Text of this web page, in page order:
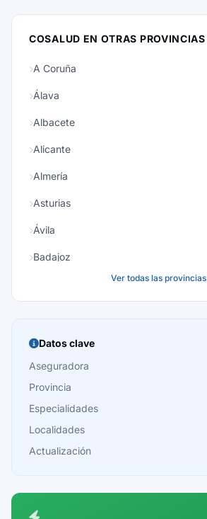
COSALUD EN OTRAS PROVINCIAS
A Coruña
Álava
Albacete
Alicante
Almería
Asturias
Ávila
Badajoz
Burgos
Cáceres
Cádiz
Cantabria
Castellón
Ver todas las provincias
Datos clave
Aseguradora
Provincia
Especialidades
Localidades
Actualización